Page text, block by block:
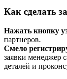
Как сделать
Нажать кнопку
партнеров.
Смело
заявки менеджер
деталей и